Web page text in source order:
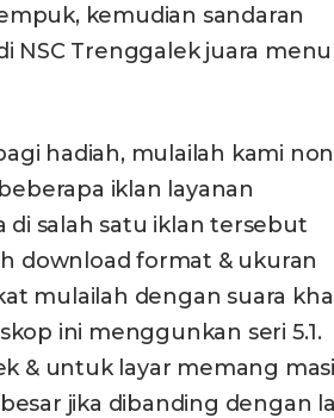
kemudian sandaran
NSC Trenggalek juara
hadiah, mulailah kami
iklan layanan
di salah satu iklan tersebut
download format & ukuran
mulailah dengan suara
ini menggunkan seri 5.1.
& untuk layar memang
jika dibanding dengan